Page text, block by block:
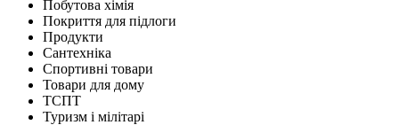
Побутова хімія
Покриття для підлоги
Продукти
Сантехніка
Спортивні товари
Товари для дому
ТСПТ
Туризм і мілітарі